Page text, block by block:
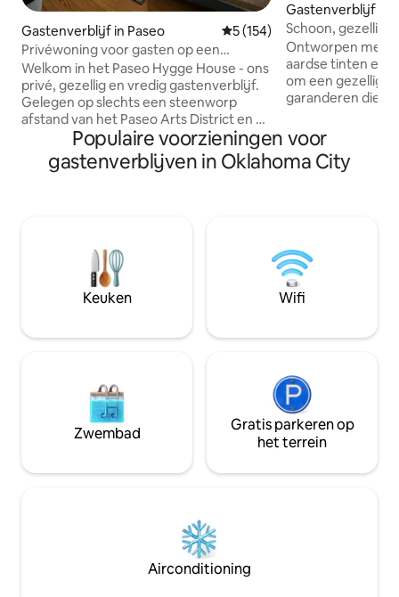
Gastenverblijf in Paseo Gemiddelde beoordeling
5 (154)
Privéwoning voor gasten op een
steenworp afstand van het Paseo Arts
District!
Welkom in het Paseo Hygge House - ons
privé, gezellig en vredig gastenverblijf.
Gelegen op slechts een steenworp
afstand van het Paseo Arts District en op
enkele minuten van andere leuke
wijken, plaatst een verblijf bij ons
midden in het centrum van al het
plek te vinden om te verblijven tijdens
een bezoek aan OKC! We hebben ons
extra goed gericht op de kwaliteiten van
gezelligheid en tevredenheid om ervoor
Gastenverblijf in
City
Schoon, gezellige
| 2 mastersuites
Ontworpen met
aardse tinten en
om een
garanderen die
2 ensuite
perfect voor 2
professionals of
eten, straatkunst
koffie, lokale
muziek en meer.
5 minuten rijden!
Populaire voorzieningen voor
gastenverblijven in Oklahoma City
Keuken Wifi
Zwembad
Gratis parkeren op
het terrein
Airconditioning